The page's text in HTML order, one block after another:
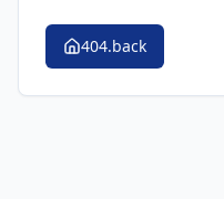
404.back